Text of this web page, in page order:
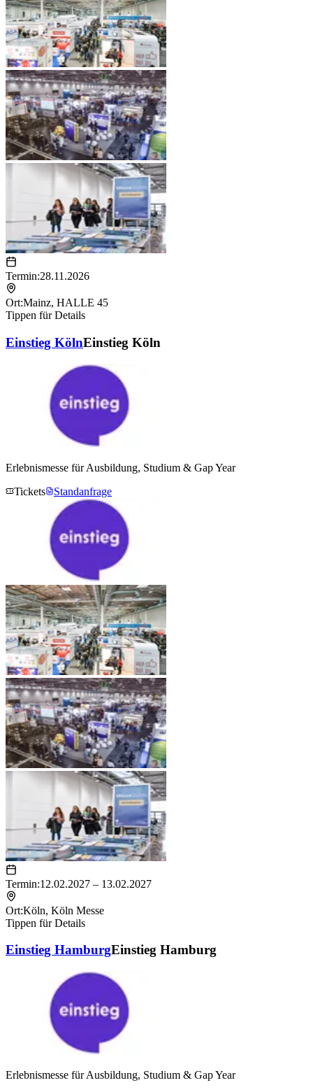
Termin:28.11.2026
Ort:Mainz, HALLE 45
Tippen für Details
Einstieg KölnEinstieg Köln
Erlebnismesse für Ausbildung, Studium & Gap Year
Tickets
Standanfrage
Termin:12.02.2027 – 13.02.2027
Ort:Köln, Köln Messe
Tippen für Details
Einstieg HamburgEinstieg Hamburg
Erlebnismesse für Ausbildung, Studium & Gap Year